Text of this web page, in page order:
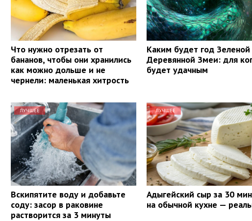
Что нужно отрезать от
бананов, чтобы они хранились
как можно дольше и не
чернели: маленькая хитрость
Каким будет год Зеленой
Деревянной Змеи: для
будет удачным
ЛУЧШЕЕ
Вскипятите воду и добавьте
соду: засор в раковине
растворится за 3 минуты
ЛУЧШЕЕ
Адыгейский сыр за 30
на обычной кухне —